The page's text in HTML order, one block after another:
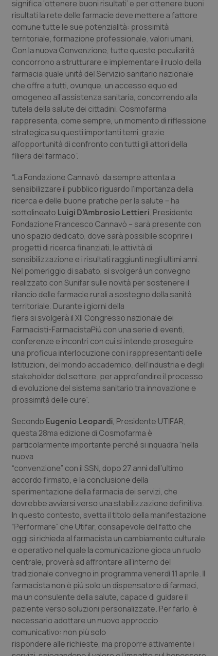
significa ‘ottenere buoni risultati’ e per ottenere buoni
risultati la rete delle farmacie deve mettere a fattore
comune tutte le sue potenzialità: prossimità
territoriale, formazione professionale, valori umani.
Con la nuova Convenzione, tutte queste peculiarità
concorrono a strutturare e implementare il ruolo della
farmacia quale unità del Servizio sanitario nazionale
che offre a tutti, ovunque, un accesso equo ed
omogeneo all’assistenza sanitaria, concorrendo alla
tutela della salute dei cittadini. Cosmofarma
rappresenta, come sempre, un momento di riflessione
strategica su questi importanti temi, grazie
all’opportunità di confronto con tutti gli attori della
filiera del farmaco”.
“La Fondazione Cannavò, da sempre attenta a
sensibilizzare il pubblico riguardo l’importanza della
ricerca e delle buone pratiche per la salute – ha
sottolineato Luigi D’Ambrosio Lettieri, Presidente
Fondazione Francesco Cannavò – sarà presente con
uno spazio dedicato, dove sarà possibile scoprire i
progetti di ricerca finanziati, le attività di
sensibilizzazione e i risultati raggiunti negli ultimi anni.
Nel pomeriggio di sabato, si svolgerà un convegno
realizzato con Sunifar sulle novità per sostenere il
rilancio delle farmacie rurali a sostegno della sanità
territoriale. Durante i giorni della
fiera si svolgerà il XII Congresso nazionale dei
Farmacisti-FarmacistaPiù con una serie di eventi,
conferenze e incontri con cui si intende proseguire
una proficua interlocuzione con i rappresentanti delle
Istituzioni, del mondo accademico, dell’industria e degli
stakeholder del settore, per approfondire il processo
di evoluzione del sistema sanitario tra innovazione e
prossimità delle cure”.
Secondo Eugenio Leopardi, Presidente UTIFAR,
questa 28ma edizione di Cosmofarma è
particolarmente importante perché si inquadra “nella
nuova
“convenzione” con il SSN, dopo 27 anni dall’ultimo
accordo firmato, e la conclusione della
sperimentazione della farmacia dei servizi, che
dovrebbe avviarsi verso una stabilizzazione definitiva.
In questo contesto, svetta il titolo della manifestazione
“Performare” che Utifar, consapevole del fatto che
oggi si richieda al farmacista un cambiamento culturale
e operativo nel quale la comunicazione gioca un ruolo
centrale, proverà ad affrontare all’interno del
tradizionale convegno in programma venerdì 11 aprile. Il
farmacista non è più solo un dispensatore di farmaci,
ma un consulente della salute, capace di guidare il
paziente verso soluzioni personalizzate. Per farlo, è
necessario adottare un nuovo approccio
comunicativo: non più solo
rispondere alle richieste, ma proporre attivamente i